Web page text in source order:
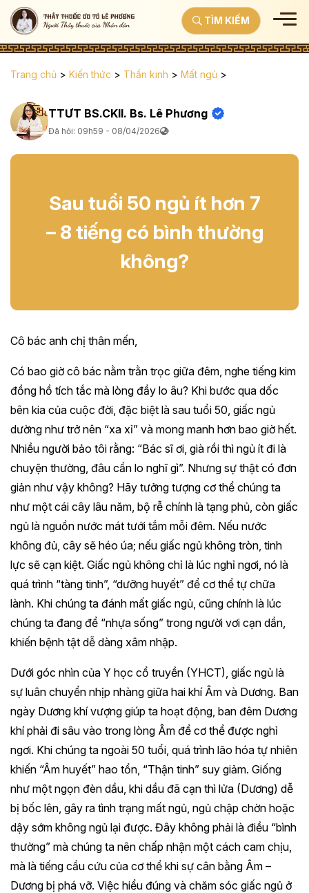
TÌM KIẾM
Trang chủ > Kiến thức > Thần kinh > Mất ngủ >
TTƯT BS.CKII. Bs. Lê Phương
Đã hỏi: 09h59 - 08/04/2026
Sau tuổi 50 ngủ ít hơn 7
– 8 tiếng có bình thường
không?
Cô bác anh chị thân mến,
Có bao giờ cô bác nằm trằn trọc giữa đêm, nghe tiếng kim
đồng hồ tích tắc mà lòng đầy lo âu? Khi bước qua dốc
bên kia của cuộc đời, đặc biệt là sau tuổi 50, giấc ngủ
dường như trở nên “xa xỉ” và mong manh hơn bao giờ hết.
Nhiều người bảo tôi rằng: “Bác sĩ ơi, già rồi thì ngủ ít đi là
chuyện thường, đâu cần lo nghĩ gì”. Nhưng sự thật có đơn
giản như vậy không? Hãy tưởng tượng cơ thể chúng ta
như một cái cây lâu năm, bộ rễ chính là tạng phủ, còn giấc
ngủ là nguồn nước mát tưới tắm mỗi đêm. Nếu nước
không đủ, cây sẽ héo úa; nếu giấc ngủ không tròn, tinh
lực sẽ cạn kiệt. Giấc ngủ không chỉ là lúc nghỉ ngơi, nó là
quá trình “tàng tinh”, “dưỡng huyết” để cơ thể tự chữa
lành. Khi chúng ta đánh mất giấc ngủ, cũng chính là lúc
chúng ta đang để “nhựa sống” trong người vơi cạn dần,
khiến bệnh tật dễ dàng xâm nhập.
Dưới góc nhìn của Y học cổ truyền (YHCT), giấc ngủ là
sự luân chuyển nhịp nhàng giữa hai khí Âm và Dương. Ban
ngày Dương khí vượng giúp ta hoạt động, ban đêm Dương
khí phải đi sâu vào trong lòng Âm để cơ thể được nghỉ
ngơi. Khi chúng ta ngoài 50 tuổi, quá trình lão hóa tự nhiên
khiến “Âm huyết” hao tổn, “Thận tinh” suy giảm. Giống
như một ngọn đèn dầu, khi dầu đã cạn thì lửa (Dương) dễ
bị bốc lên, gây ra tình trạng mất ngủ, ngủ chập chờn hoặc
dậy sớm không ngủ lại được. Đây không phải là điều “bình
thường” mà chúng ta nên chấp nhận một cách cam chịu,
mà là tiếng cầu cứu của cơ thể khi sự cân bằng Âm –
Dương bị phá vỡ. Việc hiểu đúng và chăm sóc giấc ngủ ở